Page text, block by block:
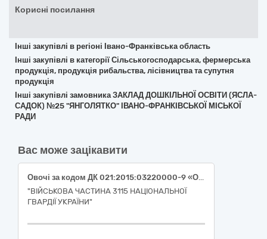
Корисні посилання
Інші закупівлі в регіоні Івано-Франківська область
Інші закупівлі в категорії Сільськогосподарська, фермерська
продукція, продукція рибальства, лісівництва та супутня
продукція
Інші закупівлі замовника ЗАКЛАД ДОШКІЛЬНОЇ ОСВІТИ (ЯСЛА-
САДОК) №25 "ЯНГОЛЯТКО" ІВАНО-ФРАНКІВСЬКОЇ МІСЬКОЇ
РАДИ
Вас може зацікавити
Овочі за кодом ДК 021:2015:03220000-9 «Овочі, фрукти та горіхи» огірок свіжий (ДК 021:2015:03221270-9 «Огірки»), помідор свіжий (ДК 021:2015:03221240-0 «Помідори»), перець солодкий (ДК 021:2015:03221230-7 «Перець овочевий»)
"ВІЙСЬКОВА ЧАСТИНА 3115 НАЦІОНАЛЬНОЇ
ГВАРДІЇ УКРАЇНИ"